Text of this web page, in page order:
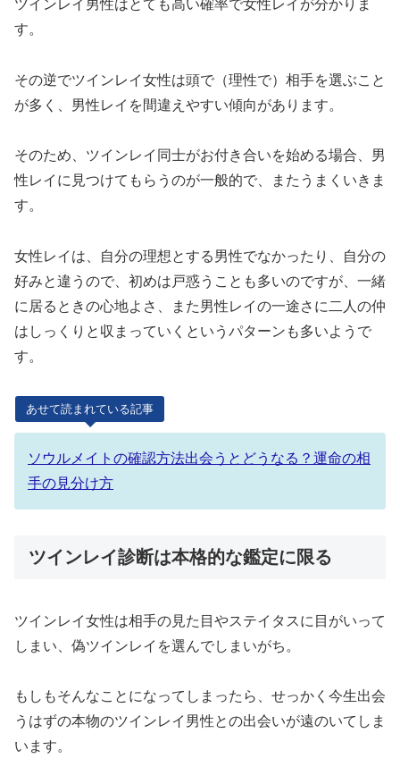
ツインレイ男性はとても高い確率で女性レイが分かりま
す。
その逆でツインレイ女性は頭で（理性で）相手を選ぶこと
が多く、男性レイを間違えやすい傾向があります。
そのため、ツインレイ同士がお付き合いを始める場合、男
性レイに見つけてもらうのが一般的で、またうまくいきま
す。
女性レイは、自分の理想とする男性でなかったり、自分の
好みと違うので、初めは戸惑うことも多いのですが、一緒
に居るときの心地よさ、また男性レイの一途さに二人の仲
はしっくりと収まっていくというパターンも多いようで
す。
あせて読まれている記事
ソウルメイトの確認方法出会うとどうなる？運命の相
手の見分け方
ツインレイ診断は本格的な鑑定に限る
ツインレイ女性は相手の見た目やステイタスに目がいって
しまい、偽ツインレイを選んでしまいがち。
もしもそんなことになってしまったら、せっかく今生出会
うはずの本物のツインレイ男性との出会いが遠のいてしま
います。